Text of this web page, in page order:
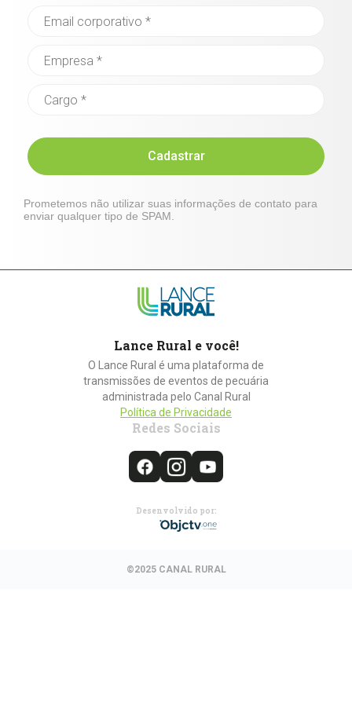
Cadastrar
Prometemos não utilizar suas informações de contato para
enviar qualquer tipo de SPAM.
Lance Rural e você!
O Lance Rural é uma plataforma de
transmissões de eventos de pecuária
administrada pelo Canal Rural
Política de Privacidade
Redes Sociais
Desenvolvido por:
©2025 CANAL RURAL